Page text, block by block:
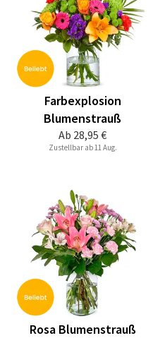
Ab 28,95 €
Farbexplosion
Blumenstrauß
Zustellbar ab 11 Aug.
Rosa Blumenstrauß